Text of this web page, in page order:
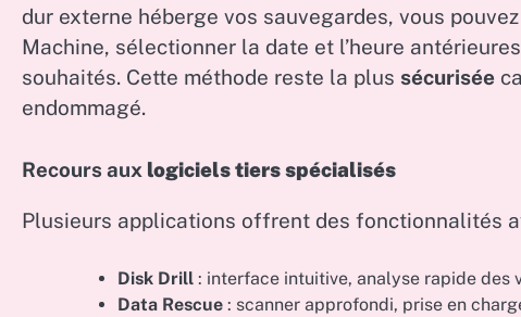
dur externe héberge vos sauvegardes, vous
Machine, sélectionner la date et l’heure
souhaités. Cette méthode reste la plus sécurisée
endommagé.
Recours aux logiciels tiers spécialisés
Plusieurs applications offrent des fonctionnalités
Disk Drill : interface intuitive, analyse rapide des
Data Rescue : scanner approfondi, prise en